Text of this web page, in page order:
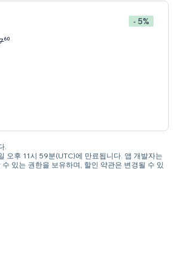
- 5%
60
.
오후 11시 59분(UTC)에 만료됩니다. 앱 개발자는
있는 권한을 보유하며, 할인 약관은 변경될 수 있